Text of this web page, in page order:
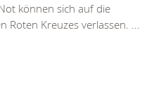
können sich auf die
Roten Kreuzes verlassen. ...